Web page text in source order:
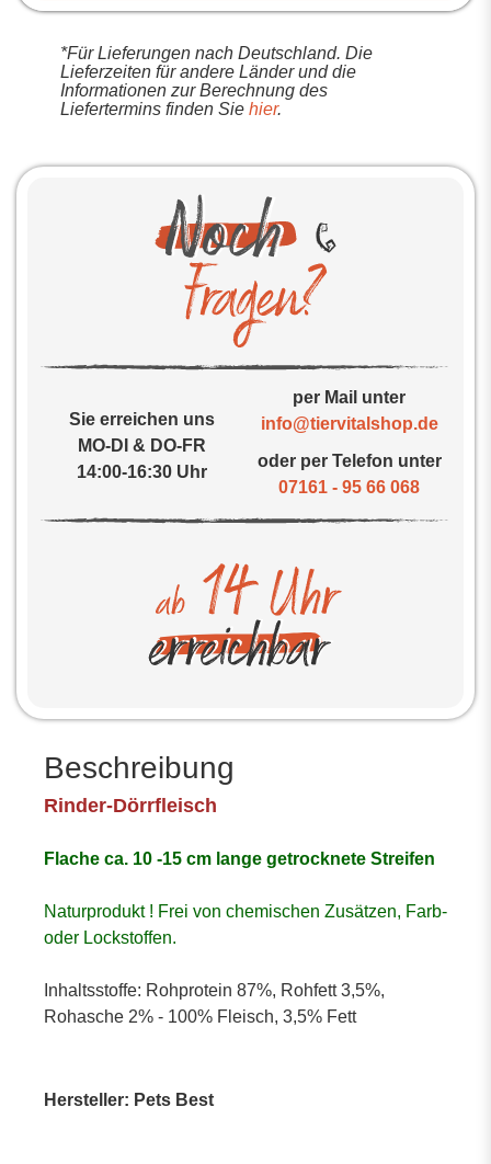
*Für Lieferungen nach Deutschland. Die
Lieferzeiten für andere Länder und die
Informationen zur Berechnung des
Liefertermins finden Sie hier.
Sie erreichen uns
MO-DI & DO-FR
14:00-16:30 Uhr
per Mail unter
info@tiervitalshop.de
oder per Telefon unter
07161 - 95 66 068
Beschreibung
Rinder-Dörrfleisch
Flache ca. 10 -15 cm lange getrocknete Streifen
Naturprodukt ! Frei von chemischen Zusätzen, Farb-
oder Lockstoffen.
Inhaltsstoffe: Rohprotein 87%, Rohfett 3,5%,
Rohasche 2% - 100% Fleisch, 3,5% Fett
Hersteller: Pets Best